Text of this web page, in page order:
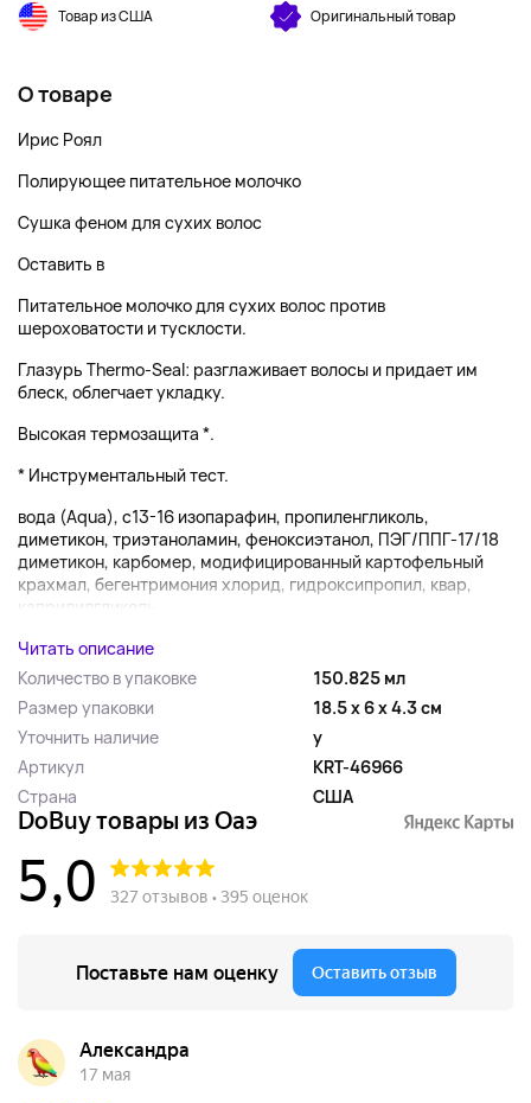
Товар из США Оригинальный товар
О товаре
Ирис Роял
Полирующее питательное молочко
Сушка феном для сухих волос
Оставить в
Питательное молочко для сухих волос против
шероховатости и тусклости.
Глазурь Thermo-Seal: разглаживает волосы и придает им
блеск, облегчает укладку.
Высокая термозащита *.
* Инструментальный тест.
вода (Aqua), c13-16 изопарафин, пропиленгликоль,
диметикон, триэтаноламин, феноксиэтанол, ПЭГ/ППГ-17/18
диметикон, карбомер, модифицированный картофельный
крахмал, бегентримония хлорид, гидроксипропил, квар,
каприлилгликоль,...
Читать описание
Количество в упаковке
150.825 мл
Размер упаковки
18.5 x 6 x 4.3 см
Уточнить наличие
y
Артикул
KRT-46966
Страна
США